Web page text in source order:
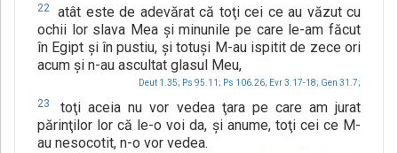
22
atât este de adevărat că toţi cei ce au văzut cu
ochii lor slava Mea şi minunile pe care le-am făcut
în Egipt şi în pustiu, şi totuşi M-au ispitit de zece ori
acum şi n-au ascultat glasul Meu,
Deut 1.35; Ps 95.11; Ps 106.26; Evr 3.17-18; Gen 31.7;
23
toţi aceia nu vor vedea ţara pe care am jurat
părinţilor lor că le-o voi da, şi anume, toţi cei ce M-
au nesocotit, n-o vor vedea.